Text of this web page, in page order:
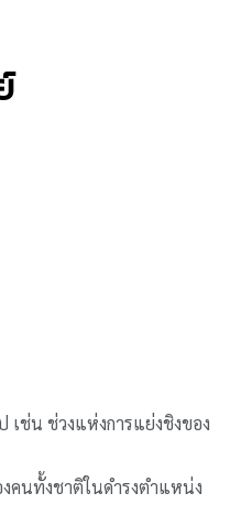
ช่น ช่วงแห่งการแย่งชิงของ
คนทั้งชาติในดำรงตำแหน่ง